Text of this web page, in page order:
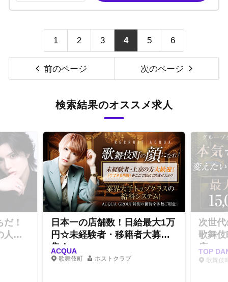
1 2 3 4 5 6
前のページ 次のページ
検索結果のオススメ求人
！
人気
日本一の店舗数！日給最大1万
円☆未経験者・移籍者大募
集！
ACQUA
歌舞伎町 ホストクラブ
次世
歌舞
店
TOP
歌舞伎